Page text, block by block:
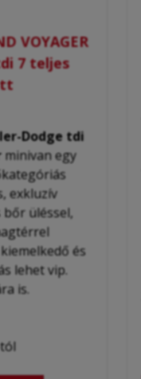
VOYAGER
7 teljes
Dodge tdi
minivan egy
exkluzív
üléssel,
és
lehet vip.
is.